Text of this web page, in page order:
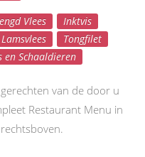
Vlees
Inktvis
Lamsvlees
Tongfilet
en Schaaldieren
van de door u
Restaurant Menu in